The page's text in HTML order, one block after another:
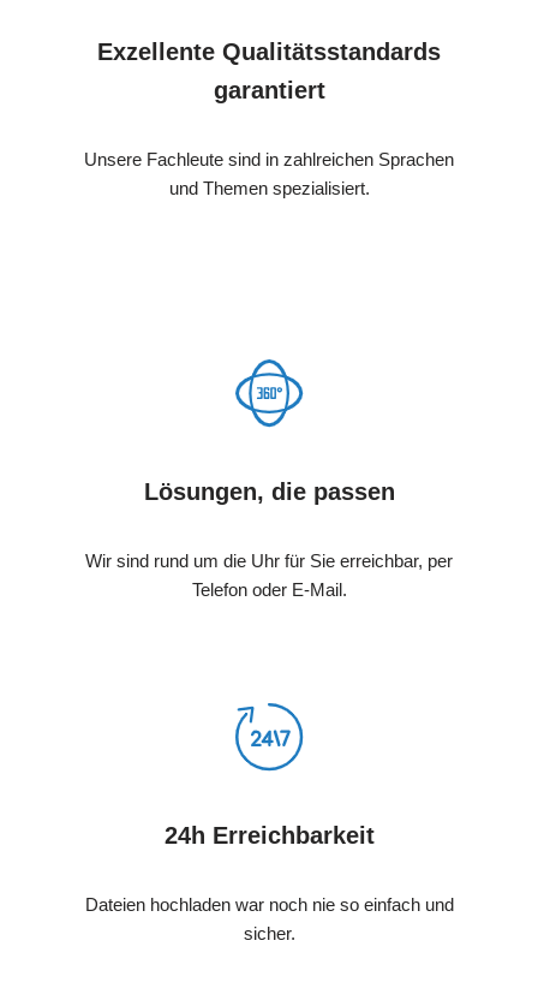
Exzellente Qualitätsstandards
garantiert
Unsere Fachleute sind in zahlreichen Sprachen
und Themen spezialisiert.
Lösungen, die passen
Wir sind rund um die Uhr für Sie erreichbar, per
Telefon oder E-Mail.
24h Erreichbarkeit
Dateien hochladen war noch nie so einfach und
sicher.